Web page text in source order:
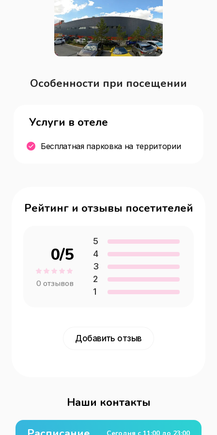
club,собственная курьерская служба)
Пиццерия , доставка еды и обедов ,
быстрое питание
Особенности при посещении
Услуги в отеле
Бесплатная парковка на территории
Рейтинг и отзывы посетителей
0/5
0 отзывов
5
4
3
2
1
Добавить отзыв
Наши контакты